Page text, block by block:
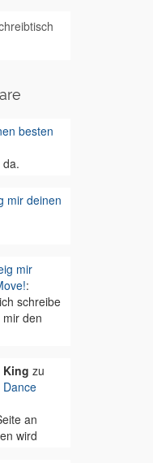
besten
mir deinen
mir
:
schreibe
den
King zu
an
wird